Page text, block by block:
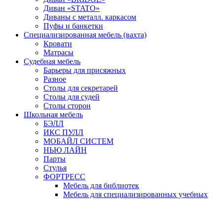
Диван «STATO»
Диваны с металл. каркасом
Пуфы и банкетки
Специализированная мебель (вахта)
Кровати
Матрасы
Судебная мебель
Барьеры для присяжных
Разное
Столы для секретарей
Столы для судей
Столы сторон
Школьная мебель
БЭЛЛ
ИКС ПУЛЛ
МОБАЙЛ СИСТЕМ
НЬЮ ЛАЙН
Парты
Стулья
ФОРТРЕСС
Мебель для библиотек
Мебель для специализированных учебных